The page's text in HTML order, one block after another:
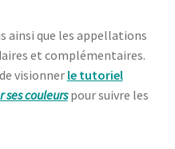
ainsi que les appellations
et complémentaires.
visionner le tutoriel
couleurspour suivre les